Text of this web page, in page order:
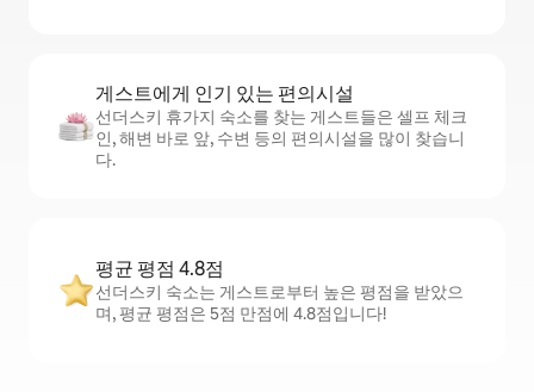
게스트에게 인기 있는 편의시설
선더스키 휴가지 숙소를 찾는 게스트들은 셀프 체크
인, 해변 바로 앞, 수변 등의 편의시설을 많이 찾습니
다.
평균 평점 4.8점
선더스키 숙소는 게스트로부터 높은 평점을 받았으
며, 평균 평점은 5점 만점에 4.8점입니다!